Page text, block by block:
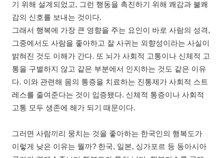
기 위해 설계되었고, 그런 행동을 촉진하기 위해 쾌감과 불쾌
감의 신호를 보내는 것이다.
그래서 행복에 가장 큰 영향을 주는 요인이 바로 사람의 성격,
그중에서도 사람을 좋아하고 잘 사귀는 외향성이라는 사실이
밝혀진 것도 이해가 간다. 또 뇌가 사회적 고통이나 신체적 고
통을 구별하지 않고 같은 부분에서 인지하는 것도 같은 이유
다. 이와 관련해 몸의 통증을 치료하는 진통제가 사회적 스트
레스를 줄여준다는 것이 입증됐다. 신체적 통증이나 사회적
고통 모두 생존에 해가 되기 때문이다.
그러면 사람끼리 뭉치는 것을 좋아하는 한국인의 행복도가
이렇게 낮은 이유는 뭘까? 한국, 일본, 싱가포르 등 동아시아